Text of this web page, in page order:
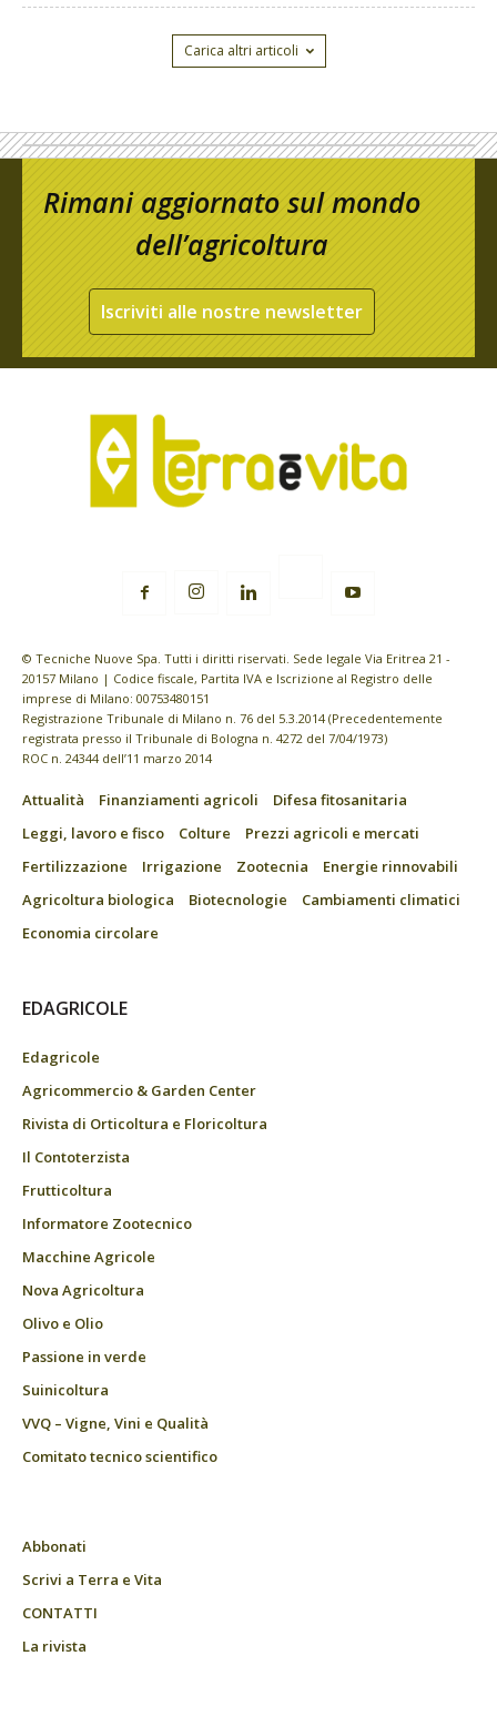
Carica altri articoli
Rimani aggiornato sul mondo
dell’agricoltura
Iscriviti alle nostre newsletter
© Tecniche Nuove Spa. Tutti i diritti riservati. Sede legale Via Eritrea 21 -
20157 Milano | Codice fiscale, Partita IVA e Iscrizione al Registro delle
imprese di Milano: 00753480151
Registrazione Tribunale di Milano n. 76 del 5.3.2014 (Precedentemente
registrata presso il Tribunale di Bologna n. 4272 del 7/04/1973)
ROC n. 24344 dell’11 marzo 2014
Attualità Finanziamenti agricoli
Difesa fitosanitaria
Leggi, lavoro e fisco
Colture
Prezzi agricoli e mercati
Fertilizzazione
Irrigazione Zootecnia
Energie rinnovabili
Agricoltura biologica
Biotecnologie
Cambiamenti climatici
Economia circolare
EDAGRICOLE
Edagricole
Agricommercio & Garden Center
Rivista di Orticoltura e Floricoltura
Il Contoterzista
Frutticoltura
Informatore Zootecnico
Macchine Agricole
Nova Agricoltura
Olivo e Olio
Passione in verde
Suinicoltura
VVQ – Vigne, Vini e Qualità
Comitato tecnico scientifico
Abbonati
Scrivi a Terra e Vita
CONTATTI
La rivista